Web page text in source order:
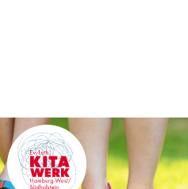
Jobs & Karriere
Fachberatung & Projekte